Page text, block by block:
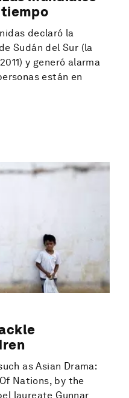
declaró la
Sudán del Sur (la
y generó alarma
están en
as Asian Drama:
Nations, by the
laureate Gunnar